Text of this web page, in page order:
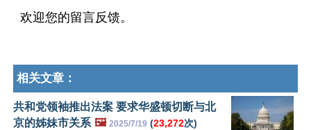
欢迎您的留言反馈。
相关文章：
共和党领袖推出法案 要求华盛顿切断与北
京的姊妹市关系 🖼️ 2025/7/19 (23,272次)